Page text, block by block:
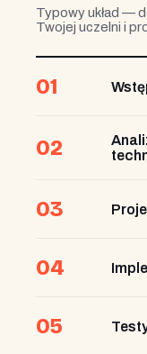
Typowy układ —
Twojej uczelni i
01
02
03
04
05